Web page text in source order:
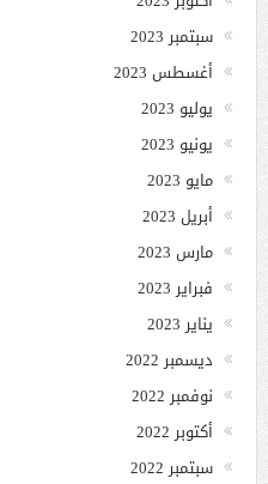
سبتمبر 2023
أغسطس 2023
يوليو 2023
يونيو 2023
مايو 2023
أبريل 2023
مارس 2023
فبراير 2023
يناير 2023
ديسمبر 2022
نوفمبر 2022
أكتوبر 2022
سبتمبر 2022